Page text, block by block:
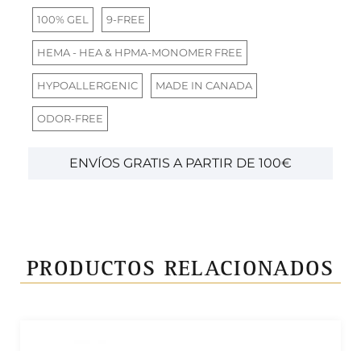
100% GEL 9-FREE
HEMA - HEA & HPMA-MONOMER FREE
HYPOALLERGENIC MADE IN CANADA
ODOR-FREE
ENVÍOS GRATIS A PARTIR DE 100€
PRODUCTOS RELACIONADOS